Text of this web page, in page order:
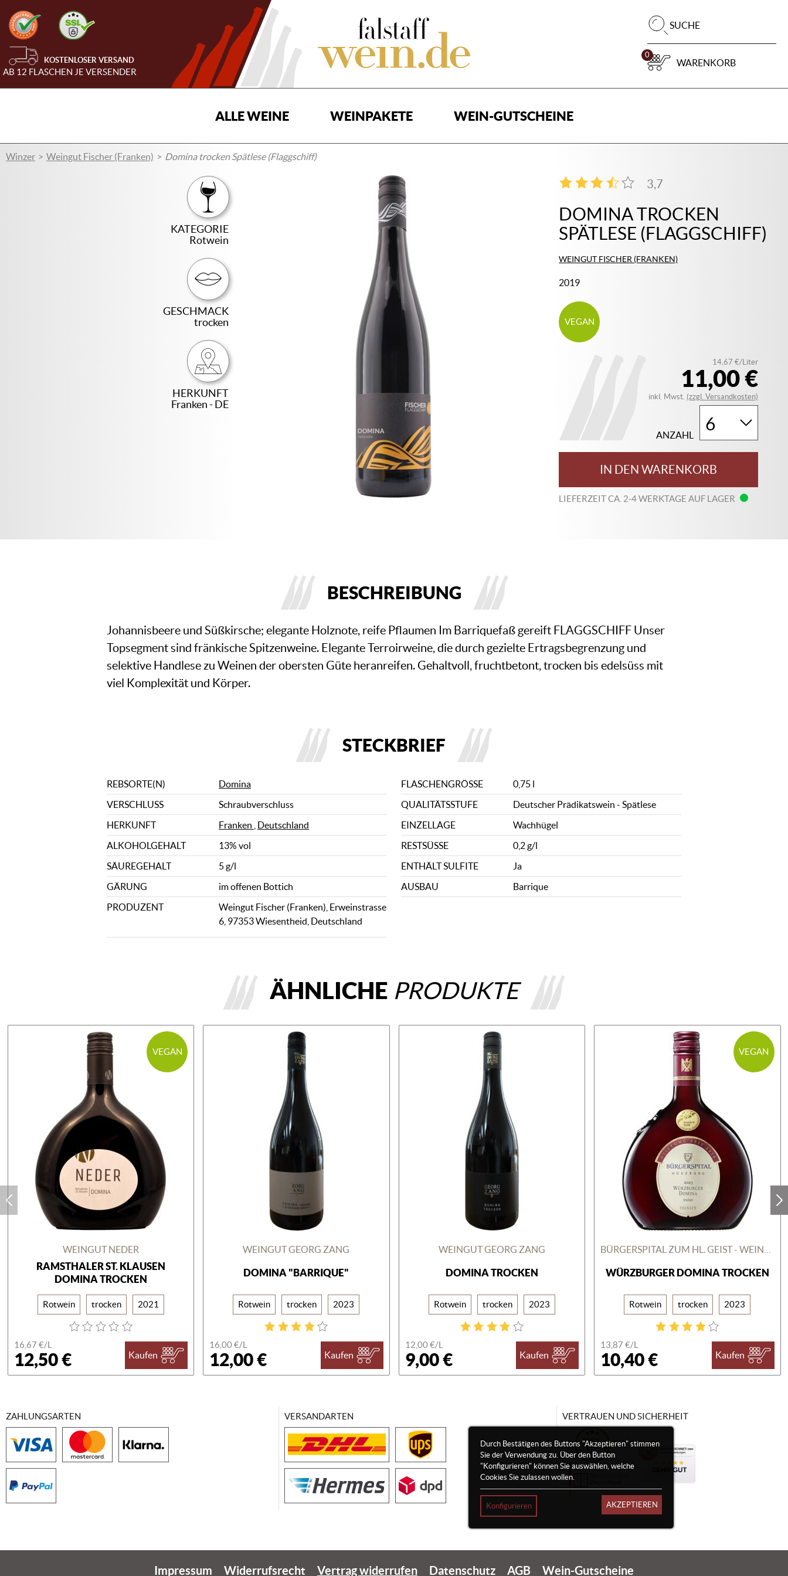
KOSTENLOSER VERSAND
AB 12 FLASCHEN JE VERSENDER
SUCHE
0
WARENKORB
ALLE WEINE WEINPAKETE WEIN-GUTSCHEINE
Winzer Weingut Fischer (Franken) Domina trocken Spätlese (Flaggschiff)
KATEGORIE
Rotwein
GESCHMACK
trocken
HERKUNFT
Franken - DE
DOMINA TROCKEN
SPÄTLESE (FLAGGSCHIFF)
WEINGUT FISCHER (FRANKEN)
2019
3,7
3
VEGAN
11,00 €
14,67 €/Liter
inkl. Mwst. (zzgl. Versandkosten)
ANZAHL
IN DEN WARENKORB
LIEFERZEIT CA. 2-4 WERKTAGE AUF LAGER
BESCHREIBUNG
Johannisbeere und Süßkirsche; elegante Holznote, reife Pflaumen Im Barriquefaß gereift FLAGGSCHIFF Unser
Topsegment sind fränkische Spitzenweine. Elegante Terroirweine, die durch gezielte Ertragsbegrenzung und
selektive Handlese zu Weinen der obersten Güte heranreifen. Gehaltvoll, fruchtbetont, trocken bis edelsüss mit
viel Komplexität und Körper.
STECKBRIEF
REBSORTE(N) Domina FLASCHENGRÖSSE
0,75 l
VERSCHLUSS
Schraubverschluss QUALITÄTSSTUFE
Deutscher Prädikatswein - Spätlese
HERKUNFT
Franken Deutschland EINZELLAGE
Wachhügel
ALKOHOLGEHALT
13% vol RESTSÜSSE
0,2 g/l
SÄUREGEHALT
5 g/l ENTHÄLT SULFITE
Ja
GÄRUNG
im offenen Bottich AUSBAU
Barrique
PRODUZENT
Weingut Fischer (Franken), Erweinstrasse
6, 97353 Wiesentheid, Deutschland
ÄHNLICHE PRODUKTE
VEGAN
WEINGUT NEDER
RAMSTHALER ST. KLAUSEN
DOMINA TROCKEN
Rotwein trocken 2021
16,67 €/L
12,50 € Kaufen
WEINGUT GEORG ZANG
DOMINA "BARRIQUE"
Rotwein trocken 2023
16,00 €/L
12,00 € Kaufen
WEINGUT GEORG ZANG
DOMINA TROCKEN
Rotwein trocken 2023
12,00 €/L
9,00 € Kaufen
VEGAN
WÜRZBURGER DOMINA TROCKEN
Rotwein trocken 2023
13,87 €/L
10,40 € Kaufen
Durch Bestätigen des Buttons "Akzeptieren" stimmen
Sie der Verwendung zu. Über den Button
"Konfigurieren" können Sie auswählen, welche
Cookies Sie zulassen wollen.
Konfigurieren AKZEPTIEREN
ZAHLUNGSARTEN VERSANDARTEN VERTRAUEN UND SICHERHEIT
Impressum Widerrufsrecht Vertrag widerrufen Datenschutz AGB Wein-Gutscheine